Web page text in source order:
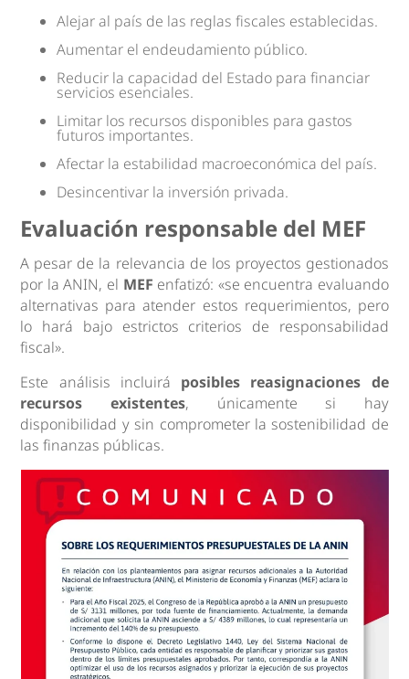
Alejar al país de las reglas fiscales establecidas.
Aumentar el endeudamiento público.
Reducir la capacidad del Estado para financiar
servicios esenciales.
Limitar los recursos disponibles para gastos
futuros importantes.
Afectar la estabilidad macroeconómica del país.
Desincentivar la inversión privada.
Evaluación responsable del MEF
A pesar de la relevancia de los proyectos gestionados
por la ANIN, el MEF enfatizó: «se encuentra evaluando
alternativas para atender estos requerimientos, pero
lo hará bajo estrictos criterios de responsabilidad
fiscal».
Este análisis incluirá posibles reasignaciones de
recursos existentes, únicamente si hay
disponibilidad y sin comprometer la sostenibilidad de
las finanzas públicas.